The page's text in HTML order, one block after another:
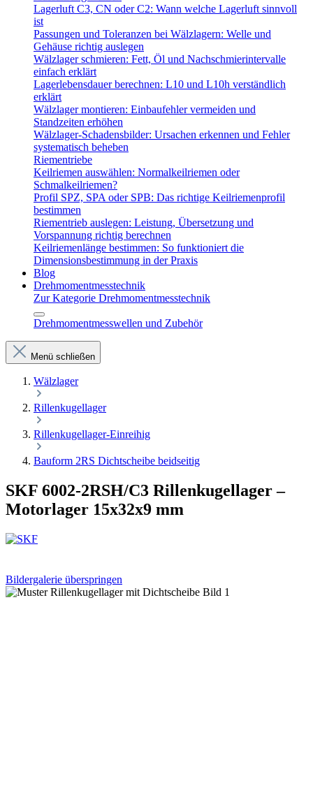
Lagerluft C3, CN oder C2: Wann welche Lagerluft sinnvoll
ist
Passungen und Toleranzen bei Wälzlagern: Welle und
Gehäuse richtig auslegen
Wälzlager schmieren: Fett, Öl und Nachschmierintervalle
einfach erklärt
Lagerlebensdauer berechnen: L10 und L10h verständlich
erklärt
Wälzlager montieren: Einbaufehler vermeiden und
Standzeiten erhöhen
Wälzlager-Schadensbilder: Ursachen erkennen und Fehler
systematisch beheben
Riementriebe
Keilriemen auswählen: Normalkeilriemen oder
Schmalkeilriemen?
Profil SPZ, SPA oder SPB: Das richtige Keilriemenprofil
bestimmen
Riementrieb auslegen: Leistung, Übersetzung und
Vorspannung richtig berechnen
Keilriemenlänge bestimmen: So funktioniert die
Dimensionsbestimmung in der Praxis
Blog
Drehmomentmesstechnik
Zur Kategorie Drehmomentmesstechnik
Drehmomentmesswellen und Zubehör
Menü schließen
Wälzlager
Rillenkugellager
Rillenkugellager-Einreihig
Bauform 2RS Dichtscheibe beidseitig
SKF 6002-2RSH/C3 Rillenkugellager –
Motorlager 15x32x9 mm
Bildergalerie überspringen